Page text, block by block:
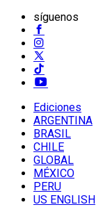
síguenos
Ediciones
ARGENTINA
BRASIL
CHILE
GLOBAL
MÉXICO
PERU
US ENGLISH